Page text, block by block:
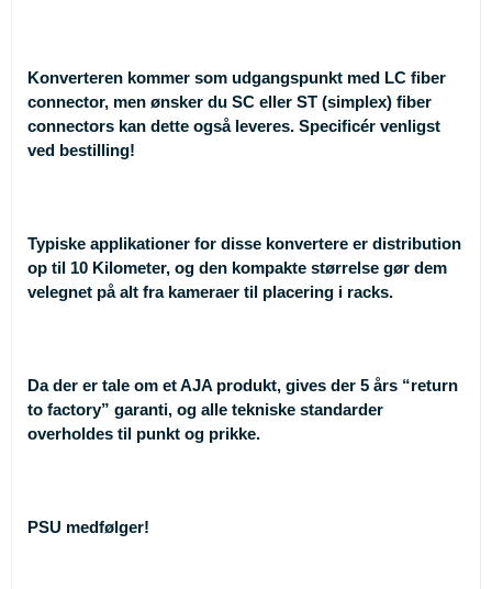
Konverteren kommer som udgangspunkt med LC fiber
connector, men ønsker du SC eller ST (simplex) fiber
connectors kan dette også leveres. Specificér venligst
ved bestilling!
Typiske applikationer for disse konvertere er distribution
op til 10 Kilometer, og den kompakte størrelse gør dem
velegnet på alt fra kameraer til placering i racks.
Da der er tale om et AJA produkt, gives der 5 års “return
to factory” garanti, og alle tekniske standarder
overholdes til punkt og prikke.
PSU medfølger!